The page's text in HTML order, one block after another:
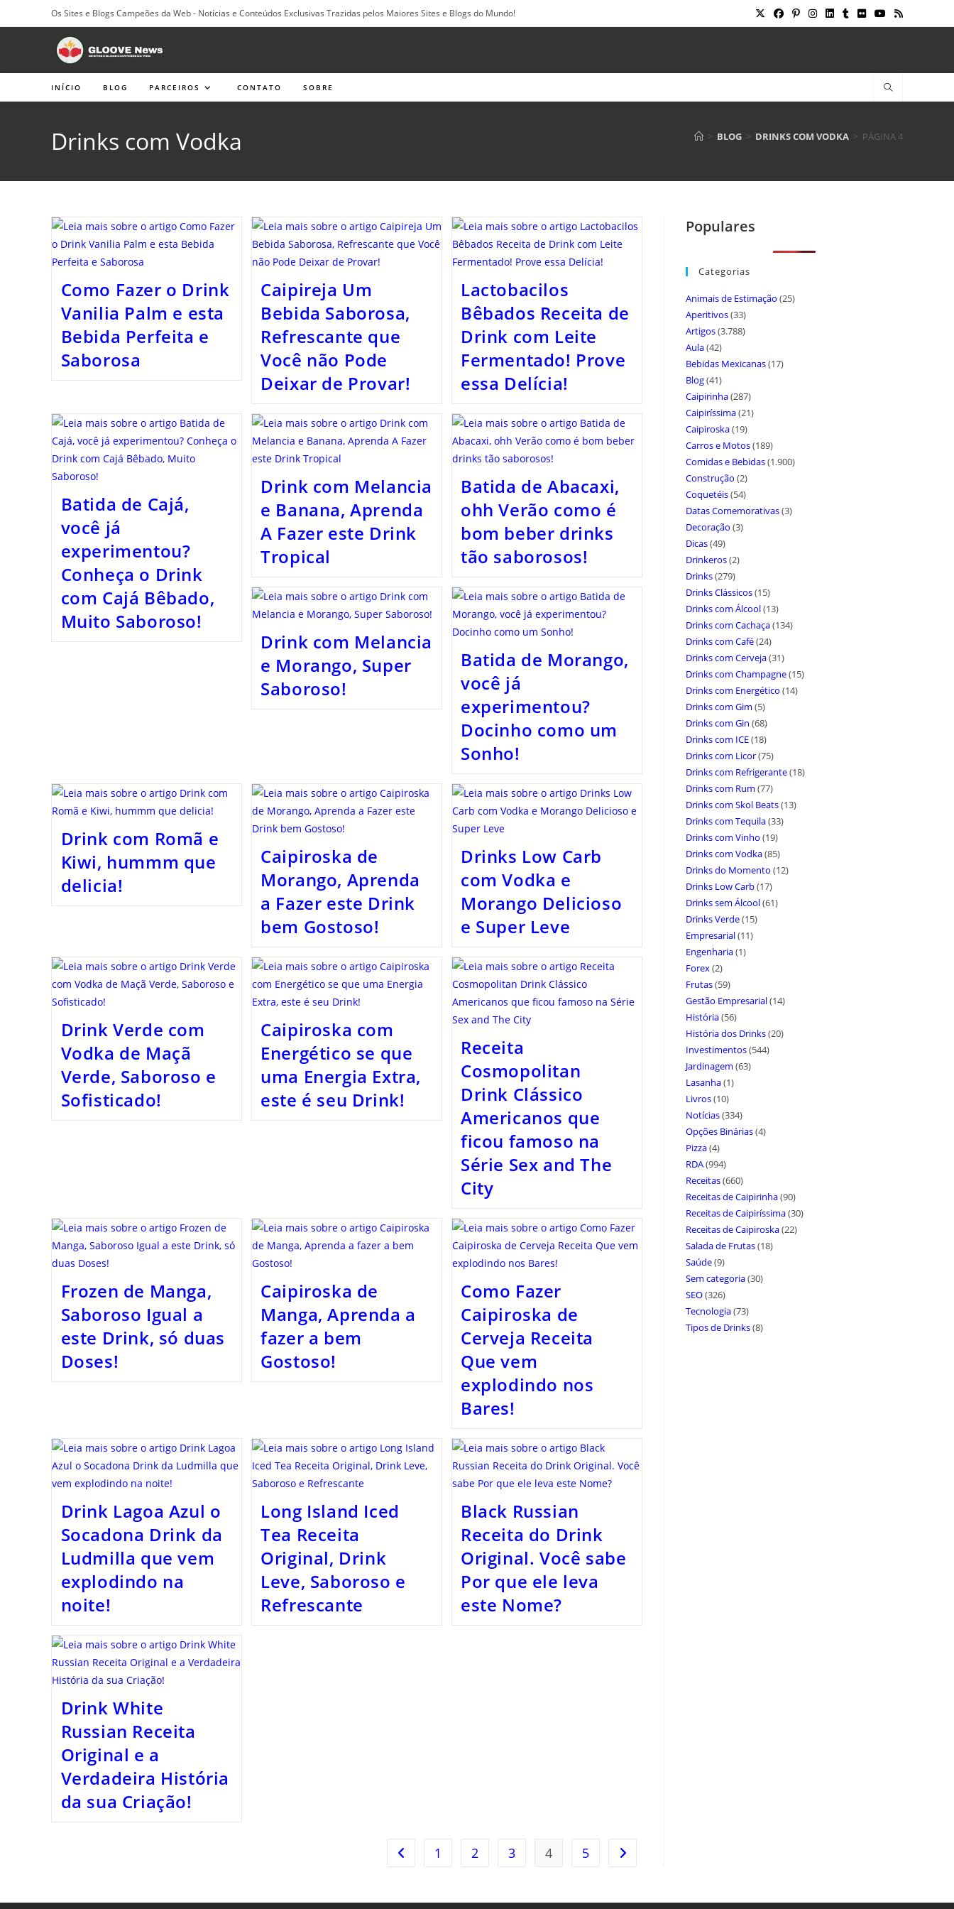
para
Os Sites e Blogs Campeões da Web - Notícias e Conteúdos Exclusivas Trazidas pelos Maiores Sites e Blogs do Mundo!
INÍCIO BLOG PARCEIROS CONTATO SOBRE
Drinks com Vodka > BLOG > DRINKS COM VODKA > PÁGINA 4
Como Fazer o Drink
Vanilia Palm e esta
Bebida Perfeita e
Saborosa
Caipireja Um
Bebida Saborosa,
Refrescante que
Você não Pode
Deixar de Provar!
Lactobacilos
Bêbados Receita de
Drink com Leite
Fermentado! Prove
essa Delícia!
Batida de Cajá,
você já
experimentou?
Conheça o Drink
com Cajá Bêbado,
Muito Saboroso!
Drink com Melancia
e Banana, Aprenda
A Fazer este Drink
Tropical
Batida de Abacaxi,
ohh Verão como é
bom beber drinks
tão saborosos!
Drink com Melancia
e Morango, Super
Saboroso!
Batida de Morango,
você já
experimentou?
Docinho como um
Sonho!
Drink com Romã e
Kiwi, hummm que
delicia!
Caipiroska de
Morango, Aprenda
a Fazer este Drink
bem Gostoso!
Drinks Low Carb
com Vodka e
Morango Delicioso
e Super Leve
Drink Verde com
Vodka de Maçã
Verde, Saboroso e
Sofisticado!
Caipiroska com
Energético se que
uma Energia Extra,
este é seu Drink!
Receita
Cosmopolitan
Drink Clássico
Americanos que
ficou famoso na
Série Sex and The
City
Frozen de Manga,
Saboroso Igual a
este Drink, só duas
Doses!
Caipiroska de
Manga, Aprenda a
fazer a bem
Gostoso!
Como Fazer
Caipiroska de
Cerveja Receita
Que vem
explodindo nos
Bares!
Drink Lagoa Azul o
Socadona Drink da
Ludmilla que vem
explodindo na
noite!
Long Island Iced
Tea Receita
Original, Drink
Leve, Saboroso e
Refrescante
Black Russian
Receita do Drink
Original. Você sabe
Por que ele leva
este Nome?
Drink White
Russian Receita
Original e a
Verdadeira História
da sua Criação!
Ir para a página anterior
1 2 3 4 5 Ir para a próxima página
Populares
Categorias
Animais de Estimação (25)
Aperitivos(33)
Artigos(3.788)
Aula(42)
Bebidas Mexicanas(17)
Blog(41)
Caipirinha(287)
Caipiríssima(21)
Caipiroska(19)
Carros e Motos(189)
Comidas e Bebidas(1.900)
Construção (2)
Coquetéis(54)
Datas Comemorativas(3)
Decoração (3)
Dicas(49)
Drinkeros(2)
Drinks(279)
Drinks Clássicos(15)
Drinks com Álcool(13)
Drinks com Cachaça(134)
Drinks com Café(24)
Drinks com Cerveja(31)
Drinks com Champagne(15)
Drinks com Energético (14)
Drinks com Gim (5)
Drinks com Gin (68)
Drinks com ICE(18)
Drinks com Licor(75)
Drinks com Refrigerante(18)
Drinks com Rum (77)
Drinks com Skol Beats(13)
Drinks com Tequila(33)
Drinks com Vinho (19)
Drinks com Vodka(85)
Drinks do Momento (12)
Drinks Low Carb(17)
Drinks sem Álcool(61)
Drinks Verde(15)
Empresarial(11)
Engenharia(1)
Forex(2)
Frutas(59)
Gestão Empresarial(14)
História(56)
História dos Drinks(20)
Investimentos(544)
Jardinagem (63)
Lasanha(1)
Livros(10)
Notícias(334)
Opções Binárias(4)
Pizza(4)
RDA(994)
Receitas(660)
Receitas de Caipirinha(90)
Receitas de Caipiríssima(30)
Receitas de Caipiroska(22)
Salada de Frutas(18)
Saúde(9)
Sem categoria(30)
SEO(326)
Tecnologia(73)
Tipos de Drinks(8)